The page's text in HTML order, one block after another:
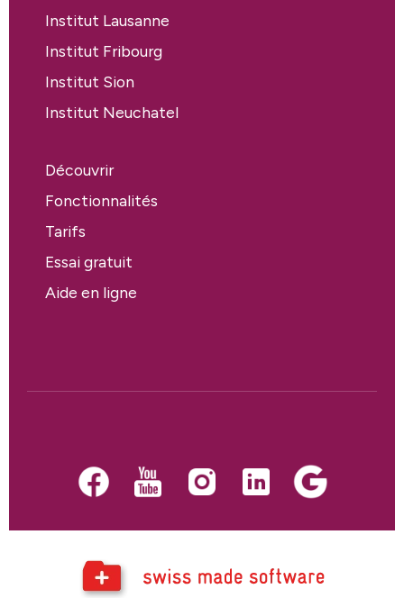
Institut Lausanne
Institut Fribourg
Institut Sion
Institut Neuchatel
Découvrir
Fonctionnalités
Tarifs
Essai gratuit
Aide en ligne